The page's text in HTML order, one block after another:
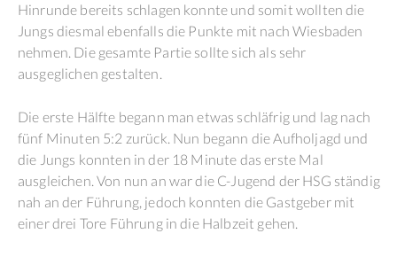
Hinrunde bereits schlagen konnte und somit wollten die
Jungs diesmal ebenfalls die Punkte mit nach Wiesbaden
nehmen. Die gesamte Partie sollte sich als sehr
ausgeglichen gestalten.
Die erste Hälfte begann man etwas schläfrig und lag nach
fünf Minuten 5:2 zurück. Nun begann die Aufholjagd und
die Jungs konnten in der 18 Minute das erste Mal
ausgleichen. Von nun an war die C-Jugend der HSG ständig
nah an der Führung, jedoch konnten die Gastgeber mit
einer drei Tore Führung in die Halbzeit gehen.